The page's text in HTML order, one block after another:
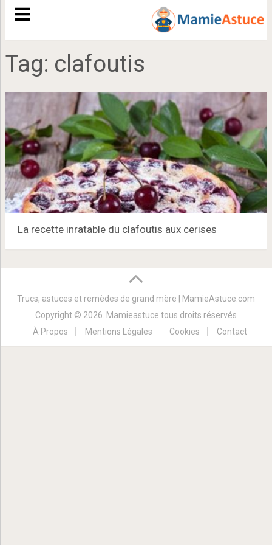
Tag: clafoutis
La recette inratable du clafoutis aux cerises
Trucs, astuces et remèdes de grand mère | MamieAstuce.com
Copyright © 2026. Mamieastuce tous droits réservés
À Propos
Mentions Légales Cookies Contact